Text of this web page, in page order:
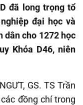
đã long trọng tổ
đại học và
dân cho 1272 học
Khóa D46, niên
GS. TS Trần
đồng chí trong